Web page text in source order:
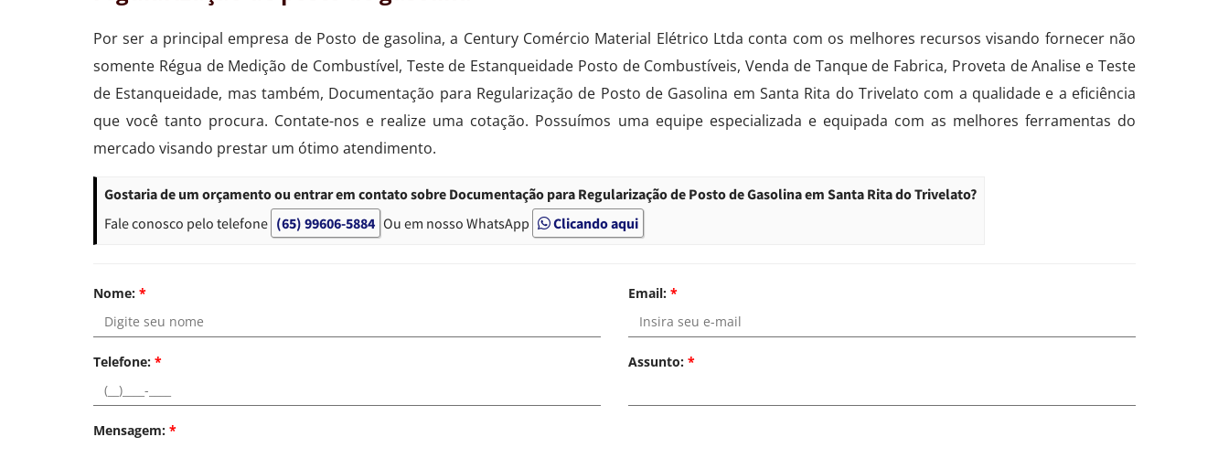
Por ser a principal empresa de Posto de gasolina, a Century Comércio Material Elétrico Ltda conta com os melhores recursos visando fornecer não
somente Régua de Medição de Combustível, Teste de Estanqueidade Posto de Combustíveis, Venda de Tanque de Fabrica, Proveta de Analise e Teste
de Estanqueidade, mas também, Documentação para Regularização de Posto de Gasolina em Santa Rita do Trivelato com a qualidade e a eficiência
que você tanto procura. Contate-nos e realize uma cotação. Possuímos uma equipe especializada e equipada com as melhores ferramentas do
mercado visando prestar um ótimo atendimento.
Gostaria de um orçamento ou entrar em contato sobre Documentação para Regularização de Posto de Gasolina em Santa Rita do Trivelato?
Fale conosco pelo telefone (65) 99606-5884 Ou em nosso WhatsApp Clicando aqui
Nome: * Email: *
Telefone: * Assunto: *
Mensagem: *